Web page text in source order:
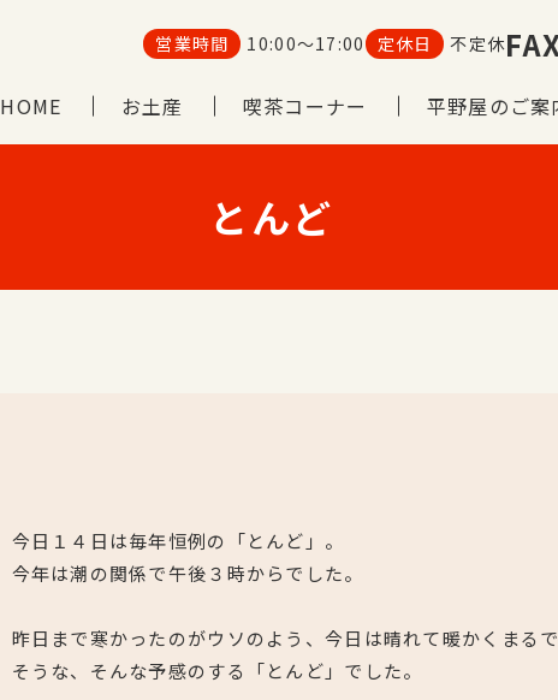
HOME お土産 喫茶コーナー 平野屋のご案
営業時間 10:00～17:00 定休日 不定休
とんど
今日１４日は毎年恒例の「とんど」。
今年は潮の関係で午後３時からでした。
昨日まで寒かったのがウソのよう、今日は晴れて暖かくまる
そうな、そんな予感のする「とんど」でした。